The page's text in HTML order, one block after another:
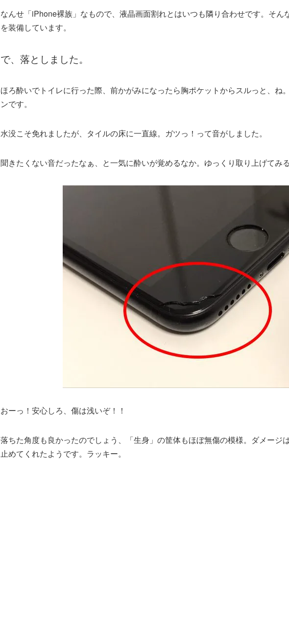
なんせ「iPhone裸族」なもので、液晶画面割れとはいつも隣り合わせです。そん
を装備しています。
で、落としました。
ほろ酔いでトイレに行った際、前かがみになったら胸ポケットからスルっと、ね
ンです。
水没こそ免れましたが、タイルの床に一直線。ガツっ！って音がしました。
聞きたくない音だったなぁ、と一気に酔いが覚めるなか。ゆっくり取り上げてみ
おーっ！安心しろ、傷は浅いぞ！！
落ちた角度も良かったのでしょう、「生身」の筐体もほぼ無傷の模様。ダメージ
止めてくれたようです。ラッキー。